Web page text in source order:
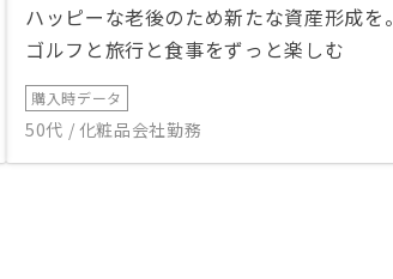
ハッピーな老後のため新たな資産形成を。
ゴルフと旅行と食事をずっと楽しむ
購入時データ
50代 / 化粧品会社勤務